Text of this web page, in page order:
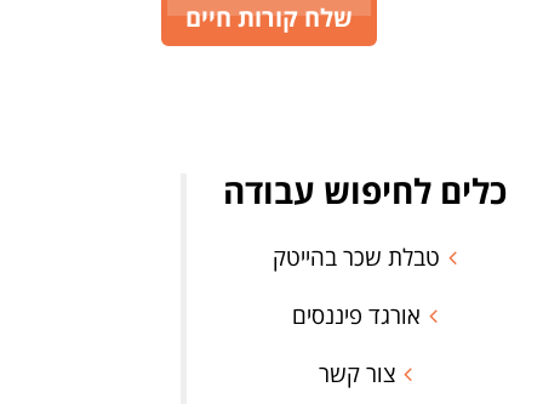
שלח קורות חיים
כלים לחיפוש עבודה
טבלת שכר בהייטק
אורגד פיננסים
צור קשר